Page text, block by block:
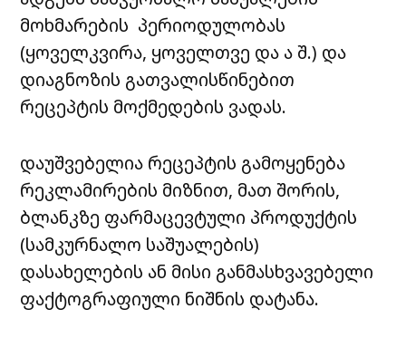
მოხმარების პერიოდულობას
(ყოველკვირა, ყოველთვე და ა შ.) და
დიაგნოზის გათვალისწინებით
რეცეპტის მოქმედების ვადას.
დაუშვებელია რეცეპტის გამოყენება
რეკლამირების მიზნით, მათ შორის,
ბლანკზე ფარმაცევტული პროდუქტის
(სამკურნალო საშუალების)
დასახელების ან მისი განმასხვავებელი
ფაქტოგრაფიული ნიშნის დატანა.